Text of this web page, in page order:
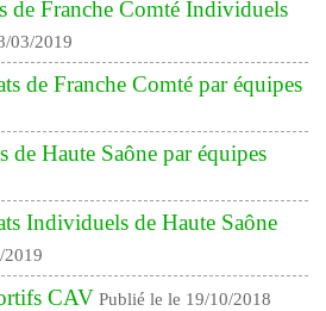
de Franche Comté Individuels
03/2019
de Franche Comté par équipes
Haute Saône par équipes
Individuels de Haute Saône
2019
CAV Publié le le 19/10/2018